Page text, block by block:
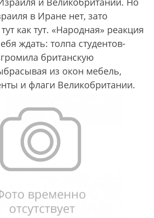
в Иране нет, зато
как тут. «Народная» реакция
ждать: толпа студентов-
британскую
из окон мебель,
и флаги Великобритании.